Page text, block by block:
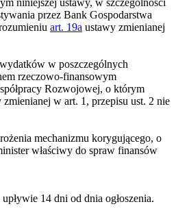
niniejszej ustawy, w szczególności
przez Bank Gospodarstwa
art. 19a ustawy zmienianej
w poszczególnych
rzeczowo-finansowym
Rozwojowej, o którym
zmienianej w art. 1, przepisu ust. 2 nie
mechanizmu korygującego, o
właściwy do spraw finansów
14 dni od dnia ogłoszenia.